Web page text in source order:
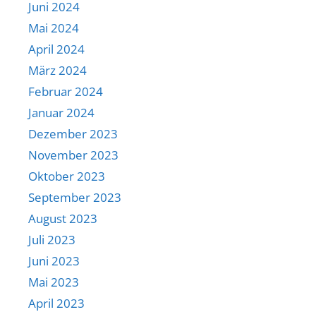
Juni 2024
Mai 2024
April 2024
März 2024
Februar 2024
Januar 2024
Dezember 2023
November 2023
Oktober 2023
September 2023
August 2023
Juli 2023
Juni 2023
Mai 2023
April 2023